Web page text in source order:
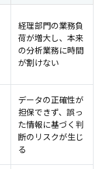
経理部門の業務負
荷が増大し、本来
の分析業務に時間
が割けない
データの正確性が
担保できず、誤っ
た情報に基づく判
断のリスクが生じ
る